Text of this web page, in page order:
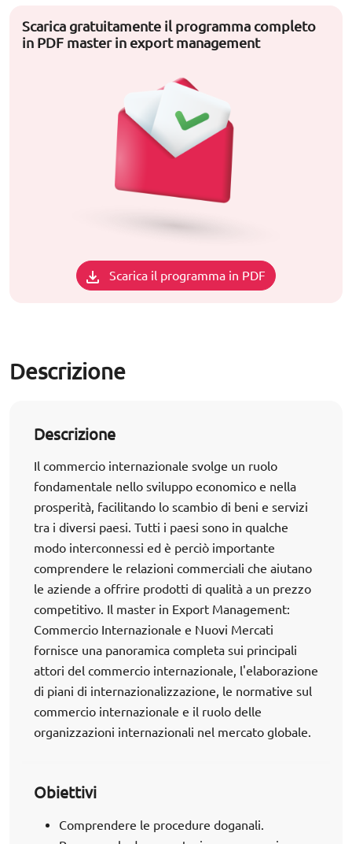
Scarica gratuitamente il programma completo
in PDF master in export management
Scarica il programma in PDF
Descrizione
Descrizione
Il commercio internazionale svolge un ruolo
fondamentale nello sviluppo economico e nella
prosperità, facilitando lo scambio di beni e servizi
tra i diversi paesi. Tutti i paesi sono in qualche
modo interconnessi ed è perciò importante
comprendere le relazioni commerciali che aiutano
le aziende a offrire prodotti di qualità a un prezzo
competitivo. Il master in Export Management:
Commercio Internazionale e Nuovi Mercati
fornisce una panoramica completa sui principali
attori del commercio internazionale, l'elaborazione
di piani di internazionalizzazione, le normative sul
commercio internazionale e il ruolo delle
organizzazioni internazionali nel mercato globale.
Obiettivi
Comprendere le procedure doganali.